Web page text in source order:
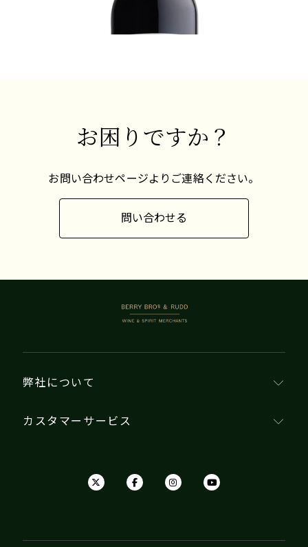
お困りですか？
お問い合わせページよりご連絡ください。
問い合わせる
BERRY BROS. & RUDD
弊社について
カスタマーサービス